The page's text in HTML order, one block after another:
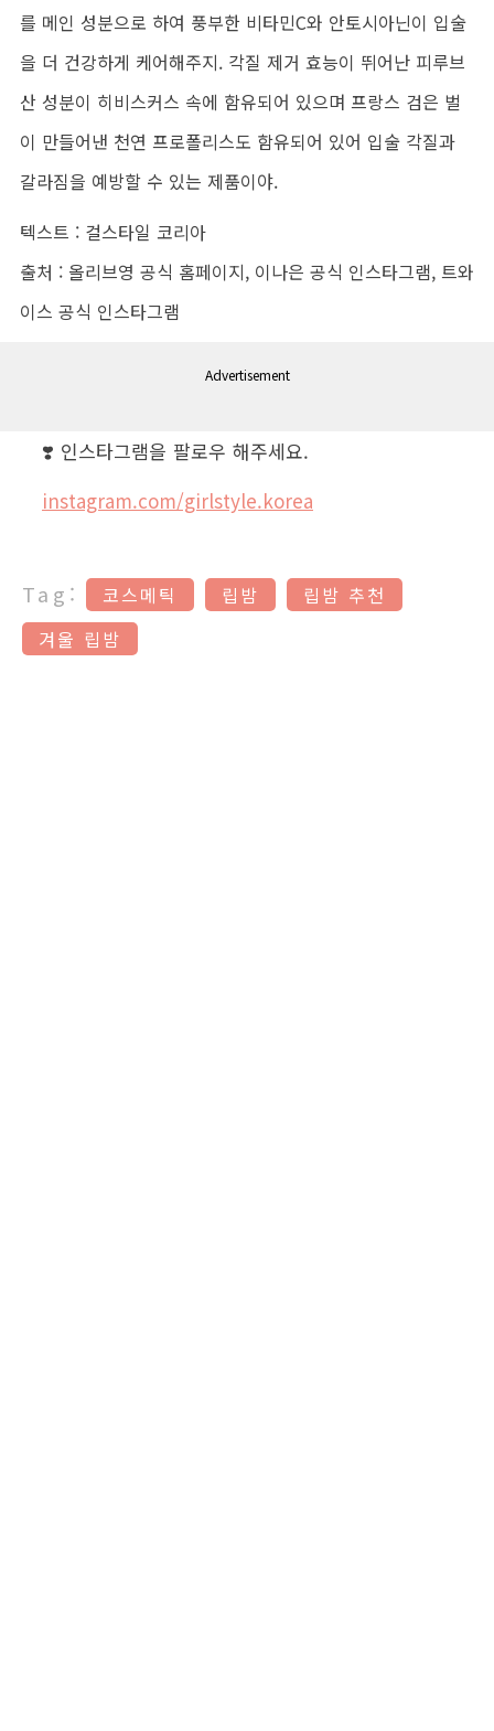
를 메인 성분으로 하여 풍부한 비타민C와 안토시아닌이 입술
을 더 건강하게 케어해주지. 각질 제거 효능이 뛰어난 피루브
산 성분이 히비스커스 속에 함유되어 있으며 프랑스 검은 벌
이 만들어낸 천연 프로폴리스도 함유되어 있어 입술 각질과
갈라짐을 예방할 수 있는 제품이야.
텍스트 : 걸스타일 코리아
출처 : 올리브영 공식 홈페이지, 이나은 공식 인스타그램, 트와
이스 공식 인스타그램
Advertisement
❣️ 인스타그램을 팔로우 해주세요.
instagram.com/girlstyle.korea
Tag: 코스메틱 립밤
립밤 추천
겨울 립밤